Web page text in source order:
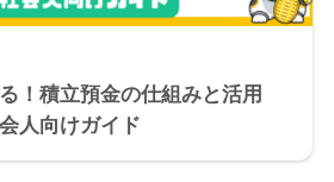
！積立預金の仕組みと活用
人向けガイド